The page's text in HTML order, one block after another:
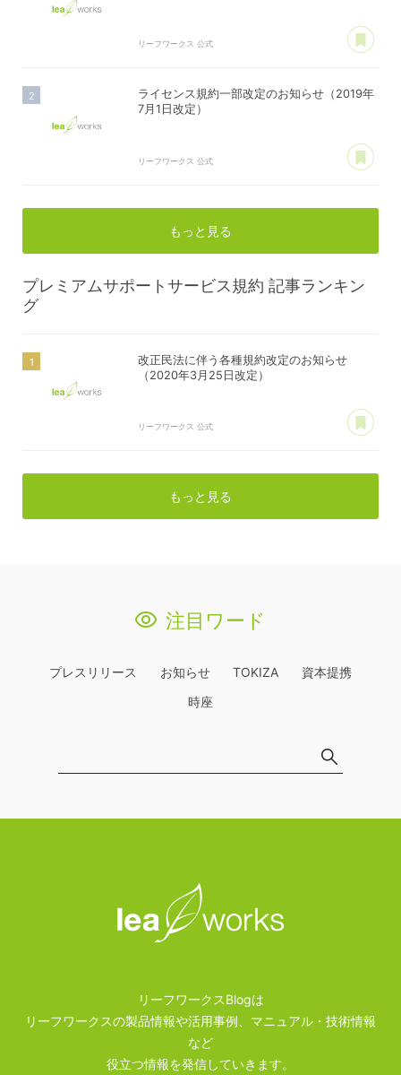
リーフワークス 公式
ライセンス規約一部改定のお知らせ（2019年
7月1日改定）
リーフワークス 公式
もっと見る
プレミアムサポートサービス規約 記事ランキン
グ
改正民法に伴う各種規約改定のお知らせ
（2020年3月25日改定）
リーフワークス 公式
もっと見る
注目ワード
プレスリリース お知らせ TOKIZA
資本提携
時座
リーフワークスBlogは
リーフワークスの製品情報や活用事例、マニュアル・技術情報
など
役立つ情報を発信していきます。